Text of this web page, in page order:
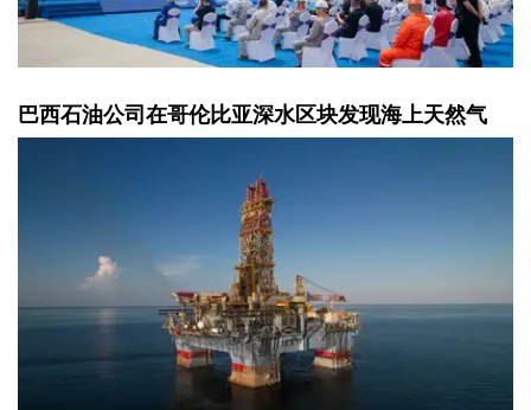
巴西石油公司在哥伦比亚深水区块发现海上天然气